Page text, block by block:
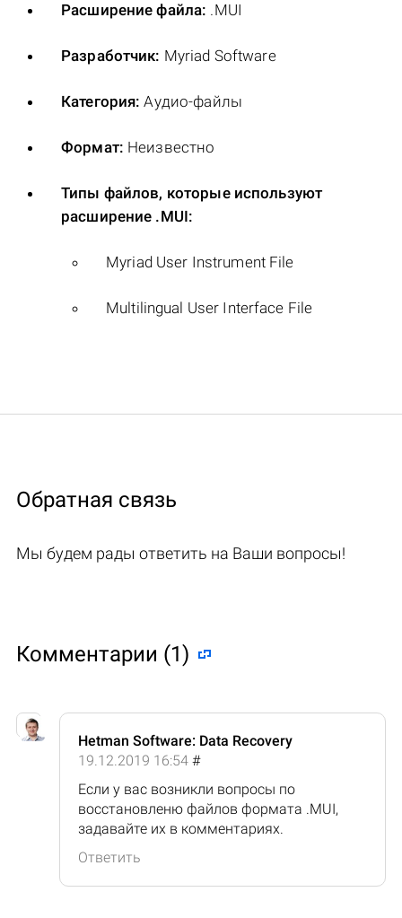
Расширение файла: .MUI
Разработчик: Myriad Software
Категория: Аудио-файлы
Формат: Неизвестно
Типы файлов, которые используют
расширение .MUI:
Myriad User Instrument File
Multilingual User Interface File
Обратная связь
Мы будем рады ответить на Ваши вопросы!
Комментарии (1)
Hetman Software: Data Recovery
19.12.2019 16:54 #
Если у вас возникли вопросы по
восстановленю файлов формата .MUI,
задавайте их в комментариях.
Ответить